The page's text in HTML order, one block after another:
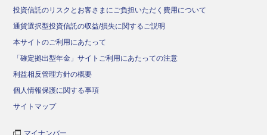
投資信託のリスクとお客さまにご負担いただく費用について
通貨選択型投資信託の収益/損失に関するご説明
本サイトのご利用にあたって
「確定拠出型年金」サイトご利用にあたっての注意
利益相反管理方針の概要
個人情報保護に関する事項
サイトマップ
マイナンバー